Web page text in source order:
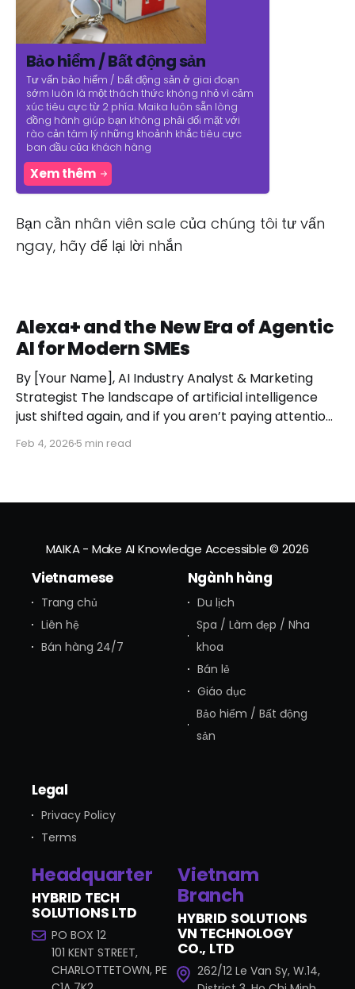
Bảo hiểm / Bất động sản
Tư vấn bảo hiểm / bất động sản ở giai đoạn
sớm luôn là một thách thức không nhỏ vì cảm
xúc tiêu cực từ 2 phía. Maika luôn sẵn lòng
đồng hành giúp bạn không phải đối mặt với
rào cản tâm lý những khoảnh khắc tiêu cực
ban đầu của khách hàng
Xem thêm
Bạn cần nhân viên sale của chúng tôi tư vấn
ngay, hãy để lại lời nhắn
Alexa+ and the New Era of Agentic
AI for Modern SMEs
By [Your Name], AI Industry Analyst & Marketing
Strategist The landscape of artificial intelligence
just shifted again, and if you aren’t paying attention,
you might miss the moment the "digital assistant"
officially became a "digital agent." This week,
Feb 4, 2026 5 min read
MAIKA - Make AI Knowledge Accessible© 2026
Vietnamese
Trang chủ
Liên hệ
Bán hàng 24/7
Ngành hàng
Du lịch
Spa / Làm đẹp / Nha
khoa
Bán lẻ
Giáo dục
Bảo hiểm / Bất động
sản
Legal
Privacy Policy
Terms
Headquarter
HYBRID TECH
SOLUTIONS LTD
PO BOX 12
101 KENT STREET,
CHARLOTTETOWN, PE
Vietnam
Branch
HYBRID SOLUTIONS
VN TECHNOLOGY
CO., LTD
262/12 Le Van Sy, W.14,